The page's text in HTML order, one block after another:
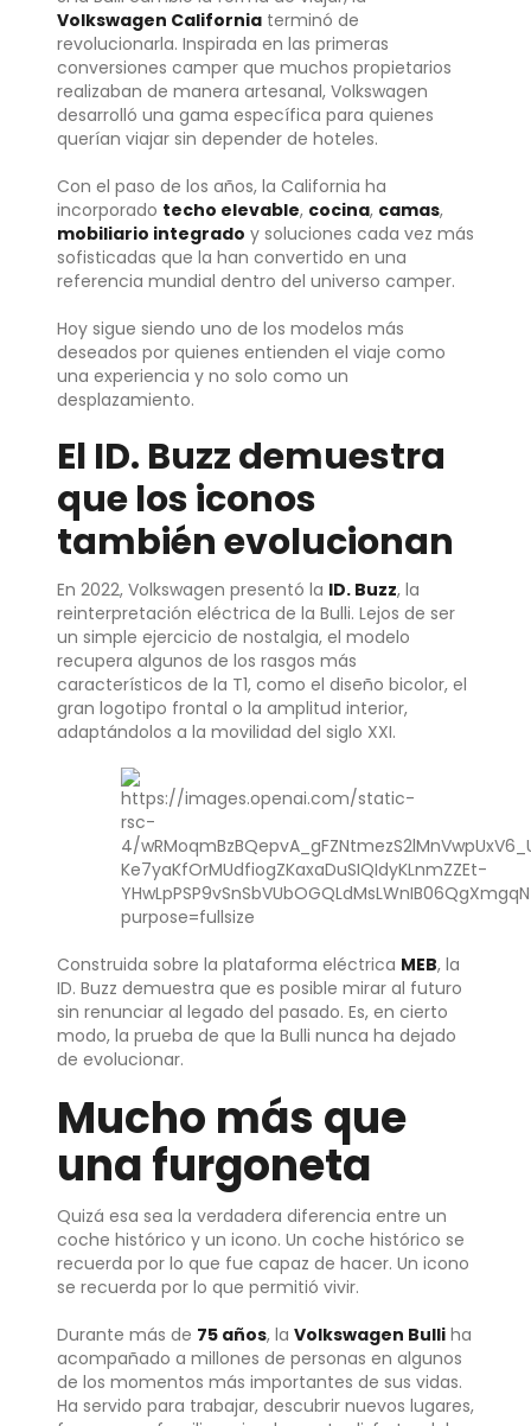
Volkswagen California terminó de
revolucionarla. Inspirada en las primeras
conversiones camper que muchos propietarios
realizaban de manera artesanal, Volkswagen
desarrolló una gama específica para quienes
querían viajar sin depender de hoteles.
Con el paso de los años, la California ha
incorporado techo elevable, cocina, camas,
mobiliario integrado y soluciones cada vez más
sofisticadas que la han convertido en una
referencia mundial dentro del universo camper.
Hoy sigue siendo uno de los modelos más
deseados por quienes entienden el viaje como
una experiencia y no solo como un
desplazamiento.
El ID. Buzz demuestra
que los iconos
también evolucionan
En 2022, Volkswagen presentó la ID. Buzz, la
reinterpretación eléctrica de la Bulli. Lejos de ser
un simple ejercicio de nostalgia, el modelo
recupera algunos de los rasgos más
característicos de la T1, como el diseño bicolor, el
gran logotipo frontal o la amplitud interior,
adaptándolos a la movilidad del siglo XXI.
Construida sobre la plataforma eléctrica MEB, la
ID. Buzz demuestra que es posible mirar al futuro
sin renunciar al legado del pasado. Es, en cierto
modo, la prueba de que la Bulli nunca ha dejado
de evolucionar.
Mucho más que
una furgoneta
Quizá esa sea la verdadera diferencia entre un
coche histórico y un icono. Un coche histórico se
recuerda por lo que fue capaz de hacer. Un icono
se recuerda por lo que permitió vivir.
Durante más de 75 años, la Volkswagen Bulli ha
acompañado a millones de personas en algunos
de los momentos más importantes de sus vidas.
Ha servido para trabajar, descubrir nuevos lugares,